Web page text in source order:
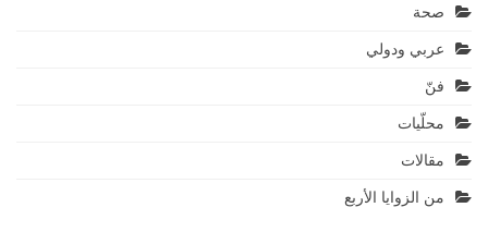
صحة
عربي ودولي
فنّ
محلّيات
مقالات
من الزوايا الأربع